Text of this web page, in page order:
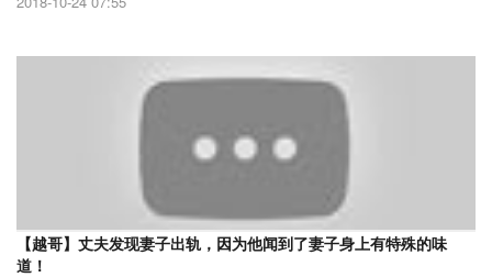
【越哥】丈夫发现妻子出轨，因为他闻到了妻子身上有特殊的味
道！